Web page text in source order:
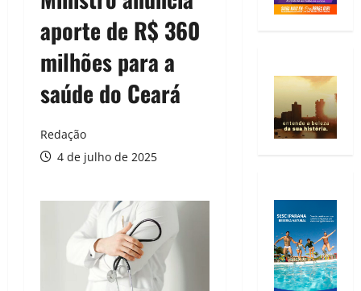
aporte de R$ 360
milhões para a
saúde do Ceará
Redação
4 de julho de 2025